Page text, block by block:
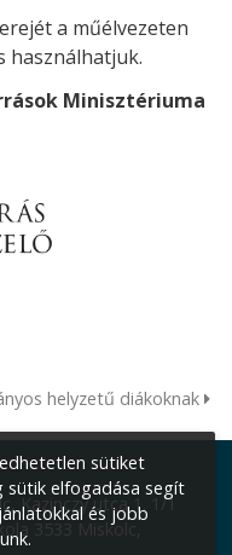
a műélvezeten
használhatjuk.
Minisztériuma
helyzetű diákoknak
Kazinczy utca 1. 1/1
3533 Miskolc,
sütiket
sütik elfogadása segít
és jobb